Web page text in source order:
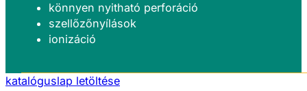
könnyen nyitható perforáció
szellőzőnyílások
ionizáció
katalóguslap letöltése